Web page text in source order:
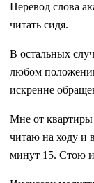
Перевод слова
читать сидя.
В остальных
любом
искренне
Мне от квартиры
читаю на ходу и
минут 15. Стою